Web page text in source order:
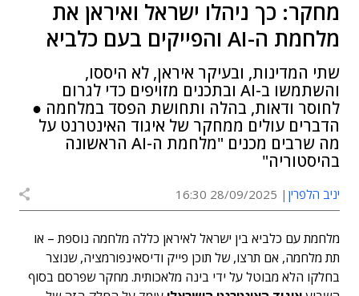
מחקר: כך ניהלו ישראל ואיראן את
מלחמת ה-AI והפייקים בעם כלביא
שתי המדינות, ובעיקר איראן, לא היססו,
והשתמשו ב-AI ובתכנים מזויפים כדי לגרום
לחוסר ודאות, בהלה ותחושת הפסד במלחמה ●
הדברים עולים ממחקר של איגוד האינטרנט על
מה שרבים מכנים "מלחמת ה-AI הראשונה
בהיסטוריה"
יניב הלפרין 28/09/2025 16:30
מלחמת עם כלביא בין ישראל לאיראן כללה מלחמה נוספת – או
תת מלחמה, אם תרצו, של תוכן פייק ודיסאינפורמציה, שנוצר
בחלקו הלא מבוטל על ידי בינה מלאכותית. מחקר שפרסם בסוף